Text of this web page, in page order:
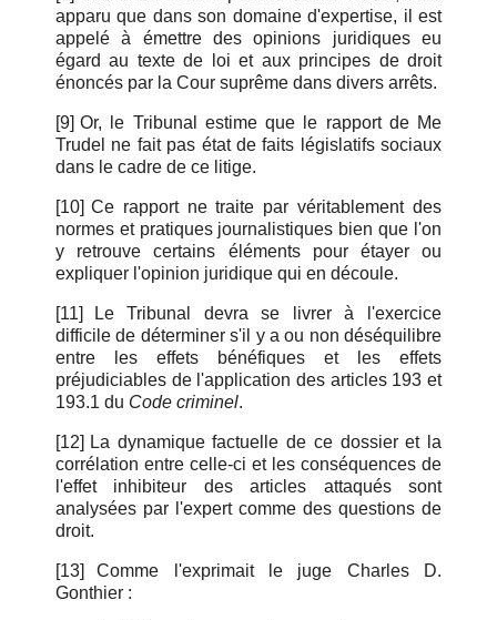
apparu que dans son domaine d'expertise, il est
appelé à émettre des opinions juridiques eu
égard au texte de loi et aux principes de droit
énoncés par la Cour suprême dans divers arrêts.
[9] Or, le Tribunal estime que le rapport de Me
Trudel ne fait pas état de faits législatifs sociaux
dans le cadre de ce litige.
[10] Ce rapport ne traite par véritablement des
normes et pratiques journalistiques bien que l'on
y retrouve certains éléments pour étayer ou
expliquer l'opinion juridique qui en découle.
[11]
Le Tribunal devra se livrer à l'exercice
difficile de déterminer s'il y a ou non déséquilibre
entre les effets bénéfiques et les effets
préjudiciables de l'application des articles 193 et
193.1 du Code criminel.
[12] La dynamique factuelle de ce dossier et la
corrélation entre celle-ci et les conséquences de
l'effet inhibiteur des articles attaqués sont
analysées par l'expert comme des questions de
droit.
[13]
Comme l'exprimait le juge Charles D.
Gonthier :